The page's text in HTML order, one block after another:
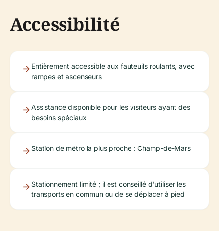
Accessibilité
Entièrement accessible aux fauteuils roulants, avec
rampes et ascenseurs
Assistance disponible pour les visiteurs ayant des
besoins spéciaux
Station de métro la plus proche : Champ-de-Mars
Stationnement limité ; il est conseillé d'utiliser les
transports en commun ou de se déplacer à pied